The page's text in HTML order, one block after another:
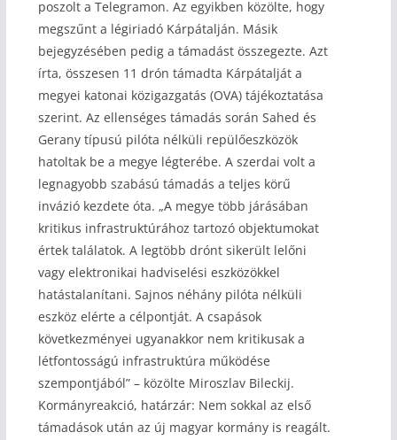
poszolt a Telegramon. Az egyikben közölte, hogy
megszűnt a légiriadó Kárpátalján. Másik
bejegyzésében pedig a támadást összegezte. Azt
írta, összesen 11 drón támadta Kárpátalját a
megyei katonai közigazgatás (OVA) tájékoztatása
szerint. Az ellenséges támadás során Sahed és
Gerany típusú pilóta nélküli repülőeszközök
hatoltak be a megye légterébe. A szerdai volt a
legnagyobb szabású támadás a teljes körű
invázió kezdete óta. „A megye több járásában
kritikus infrastruktúrához tartozó objektumokat
értek találatok. A legtöbb drónt sikerült lelőni
vagy elektronikai hadviselési eszközökkel
hatástalanítani. Sajnos néhány pilóta nélküli
eszköz elérte a célpontját. A csapások
következményei ugyanakkor nem kritikusak a
létfontosságú infrastruktúra működése
szempontjából” – közölte Miroszlav Bileckij.
Kormányreakció, határzár: Nem sokkal az első
támadások után az új magyar kormány is reagált.